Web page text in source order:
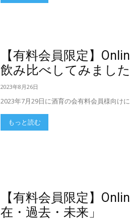
【有料会員限定】
飲み比べしてみました
2023年8月26日
2023年7月29日に酒育の会有料会員様向け
もっと読む
【有料会員限定】
在・過去・未来」